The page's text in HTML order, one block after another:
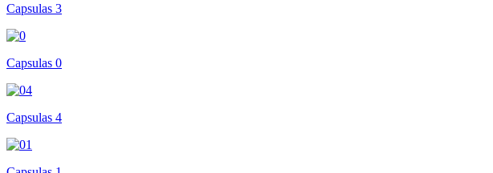
Capsulas 3
Capsulas 0
Capsulas 4